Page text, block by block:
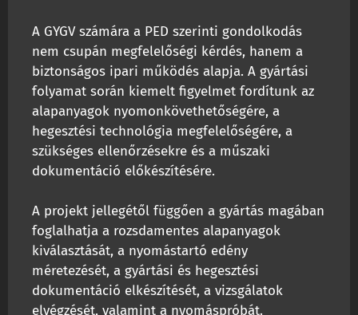
A GYGV számára a PED szerinti gondolkodás
nem csupán megfelelőségi kérdés, hanem a
biztonságos ipari működés alapja. A gyártási
folyamat során kiemelt figyelmet fordítunk az
alapanyagok nyomonkövethetőségére, a
hegesztési technológia megfelelőségére, a
szükséges ellenőrzésekre és a műszaki
dokumentáció előkészítésére.
A projekt jellegétől függően a gyártás magában
foglalhatja a rozsdamentes alapanyagok
kiválasztását, a nyomástartó edény
méretezését, a gyártási és hegesztési
dokumentáció elkészítését, a vizsgálatok
elvégzését, valamint a nyomáspróbát.